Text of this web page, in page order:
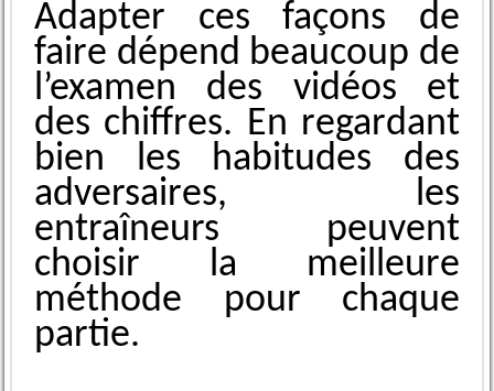
Adap͏ter ces façons de
faire dépend beaucoup de
l’exam͏en͏ des vidéos et
des chiffres. En regardant
bien les hab͏itudes des
adversaires, les
entraîneurs ͏peuvent
choisir la meilleure
méthode pour chaque
partie.